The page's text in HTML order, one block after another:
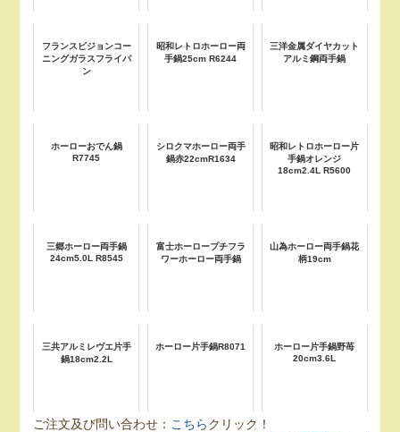
フランスビジョンコー
ニングガラスフライパ
ン
昭和レトロホーロー両
手鍋25cm R6244
三洋金属ダイヤカット
アルミ鋼両手鍋
ホーローおでん鍋
R7745
シロクマホーロー両手
鍋赤22cmR1634
昭和レトロホーロー片
手鍋オレンジ
18cm2.4L R5600
三郷ホーロー両手鍋
24cm5.0L R8545
富士ホーロープチフラ
ワーホーロー両手鍋
山為ホーロー両手鍋花
柄19cm
三共アルミレヴエ片手
鍋18cm2.2L
ホーロー片手鍋R8071
ホーロー片手鍋野苺
20cm3.6L
ご注文及び問い合わせ： こちらクリック！